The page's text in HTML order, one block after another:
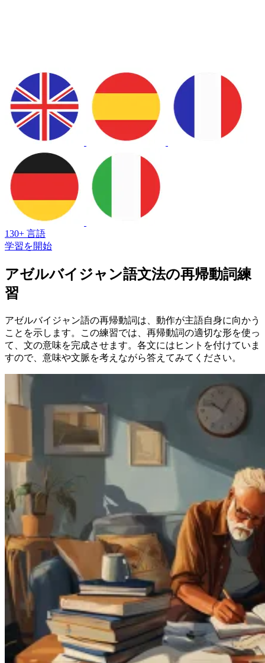
130+ 言語
学習を開始
アゼルバイジャン語文法の再帰動詞練
習
アゼルバイジャン語の再帰動詞は、動作が主語自身に向かう
ことを示します。この練習では、再帰動詞の適切な形を使っ
て、文の意味を完成させます。各文にはヒントを付けていま
すので、意味や文脈を考えながら答えてみてください。